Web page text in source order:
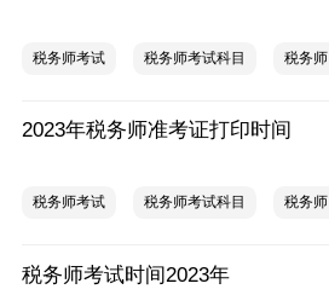
税务师考试 税务师考试科目 税务师
2023年税务师准考证打印时间
税务师考试 税务师考试科目 税务师
税务师考试时间2023年